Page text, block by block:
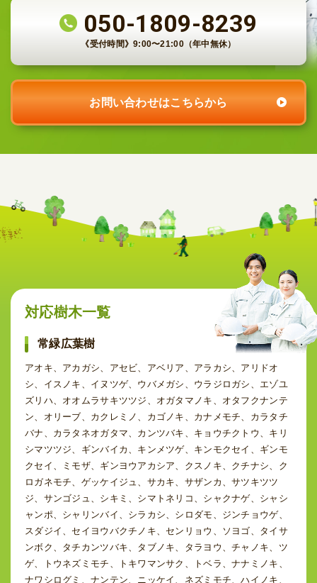
050-1809-8239
《受付時間》9:00〜21:00（年中無休）
お問い合わせはこちらから
対応樹木一覧
常緑広葉樹
アオキ、アカガシ、アセビ、アベリア、アラカシ、アリドオ
シ、イスノキ、イヌツゲ、ウバメガシ、ウラジロガシ、エゾユ
ズリハ、オオムラサキツツジ、オガタマノキ、オタフクナンテ
ン、オリーブ、カクレミノ、カゴノキ、カナメモチ、カラタチ
バナ、カラタネオガタマ、カンツバキ、キョウチクトウ、キリ
シマツツジ、ギンバイカ、キンメツゲ、キンモクセイ、ギンモ
クセイ、ミモザ、ギンヨウアカシア、クスノキ、クチナシ、ク
ロガネモチ、ゲッケイジュ、サカキ、サザンカ、サツキツツ
ジ、サンゴジュ、シキミ、シマトネリコ、シャクナゲ、シャシ
ャンポ、シャリンバイ、シラカシ、シロダモ、ジンチョウゲ、
スダジイ、セイヨウバクチノキ、センリョウ、ソヨゴ、タイサ
ンボク、タチカンツバキ、タブノキ、タラヨウ、チャノキ、ツ
ゲ、トウネズミモチ、トキワマンサク、トベラ、ナナミノキ、
ナワシログミ、ナンテン、ニッケイ、ネズミモチ、ハイノキ、